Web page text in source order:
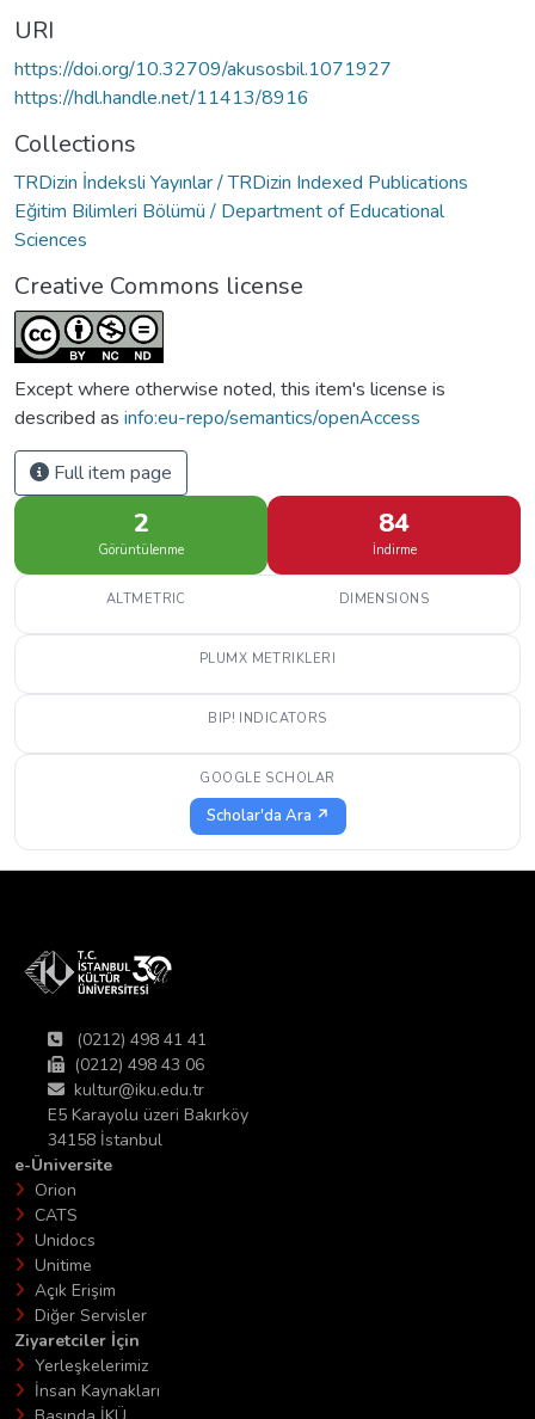
URI
https://doi.org/10.32709/akusosbil.1071927
https://hdl.handle.net/11413/8916
Collections
TRDizin İndeksli Yayınlar / TRDizin Indexed Publications
Eğitim Bilimleri Bölümü / Department of Educational
Sciences
Creative Commons license
Except where otherwise noted, this item's license is
described as info:eu-repo/semantics/openAccess
Full item page
2
Görüntülenme
84
İndirme
ALTMETRIC DIMENSIONS
PLUMX METRIKLERI
BIP! INDICATORS
GOOGLE SCHOLAR
Scholar'da Ara ↗
(0212) 498 41 41
(0212) 498 43 06
kultur@iku.edu.tr
E5 Karayolu üzeri Bakırköy
34158 İstanbul
e-Üniversite
Orion
CATS
Unidocs
Unitime
Açık Erişim
Diğer Servisler
Ziyaretciler İçin
Yerleşkelerimiz
İnsan Kaynakları